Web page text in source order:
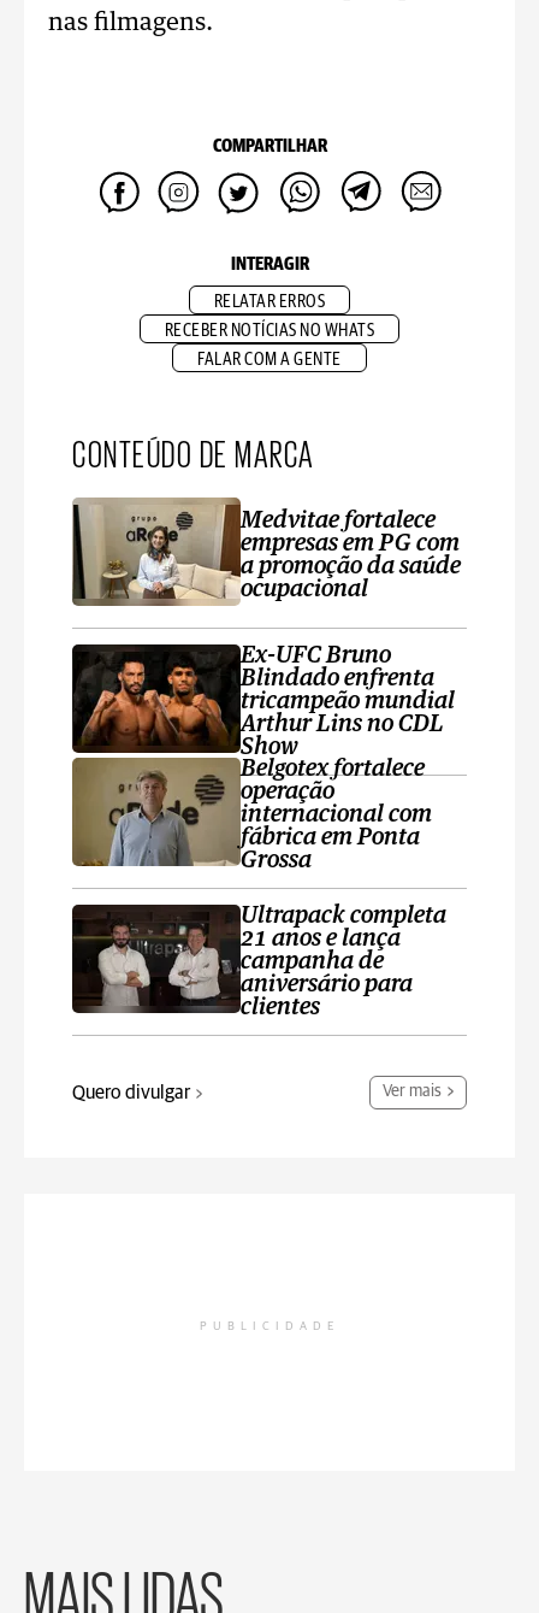
nas filmagens.
COMPARTILHAR
INTERAGIR
RELATAR ERROS
RECEBER NOTÍCIAS NO WHATS
FALAR COM A GENTE
CONTEÚDO DE MARCA
Medvitae fortalece
empresas em PG com
a promoção da saúde
ocupacional
Ex-UFC Bruno
Blindado enfrenta
tricampeão mundial
Arthur Lins no CDL
Show
Belgotex fortalece
operação
internacional com
fábrica em Ponta
Grossa
Ultrapack completa
21 anos e lança
campanha de
aniversário para
clientes
Quero divulgar Ver mais
PUBLICIDADE
MAIS LIDAS